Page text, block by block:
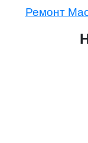
Ремонт